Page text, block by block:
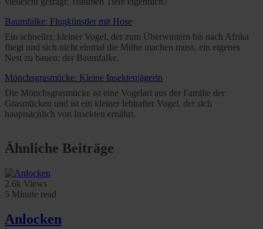
Baumfalke: Flugkünstler mit Hose
Ein schneller, kleiner Vogel, der zum Überwintern bis nach Afrika
fliegt und sich nicht einmal die Mühe machen muss, ein eigenes
Nest zu bauen: der Baumfalke.
Mönchsgrasmücke: Kleine Insektenjägerin
Die Mönchsgrasmücke ist eine Vogelart aus der Familie der
Grasmücken und ist ein kleiner lebhafter Vogel, der sich
hauptsächlich von Insekten ernährt.
Ähnliche Beiträge
2.6k Views
5 Minute read
Anlocken